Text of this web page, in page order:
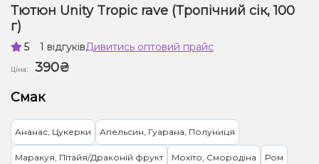
Тютюн Unity Tropic rave (Тропічний сік, 100
г)
5 1 відгуківДивитись оптовий прайс
Ціна:
390₴
Смак
Ананас, Цукерки Апельсин, Гуарана, Полуниця
Маракуя, Пітайя/Драконій фрукт Мохіто, Смородіна Ром